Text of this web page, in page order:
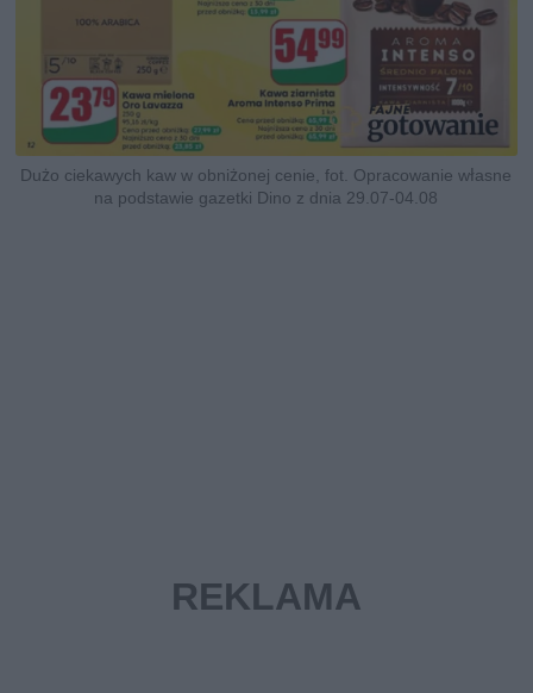
Dużo ciekawych kaw w obniżonej cenie, fot. Opracowanie własne
na podstawie gazetki Dino z dnia 29.07-04.08